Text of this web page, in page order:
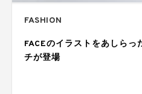
FASHION
FACEのイラストをあしらっ
チが登場